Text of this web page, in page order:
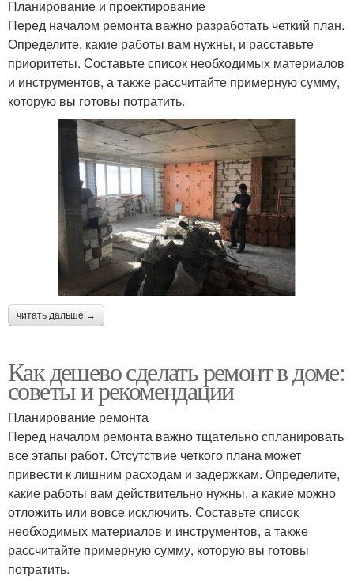
Планирование и проектирование
Перед началом ремонта важно разработать четкий план.
Определите, какие работы вам нужны, и расставьте
приоритеты. Составьте список необходимых материалов
и инструментов, а также рассчитайте примерную сумму,
которую вы готовы потратить.
читать дальше →
Как дешево сделать ремонт в доме:
советы и рекомендации
Планирование ремонта
Перед началом ремонта важно тщательно спланировать
все этапы работ. Отсутствие четкого плана может
привести к лишним расходам и задержкам. Определите,
какие работы вам действительно нужны, а какие можно
отложить или вовсе исключить. Составьте список
необходимых материалов и инструментов, а также
рассчитайте примерную сумму, которую вы готовы
потратить.